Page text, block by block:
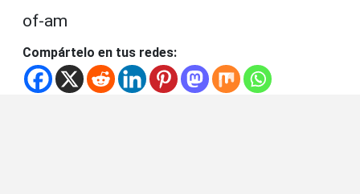
of-am
Compártelo en tus redes: